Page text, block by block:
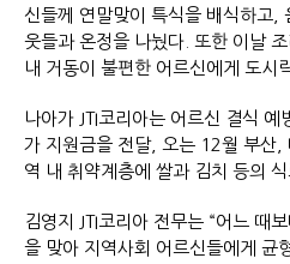
신들께 연말맞이 특식을 배식하고,
웃들과 온정을 나눴다. 또한 이날
내 거동이 불편한 어르신에게 도시
나아가 JTI코리아는 어르신 결식 예
가 지원금을 전달, 오는 12월 부산,
역 내 취약계층에 쌀과 김치 등의
김영지 JTI코리아 전무는 “어느 때
을 맞아 지역사회 어르신들에게 균